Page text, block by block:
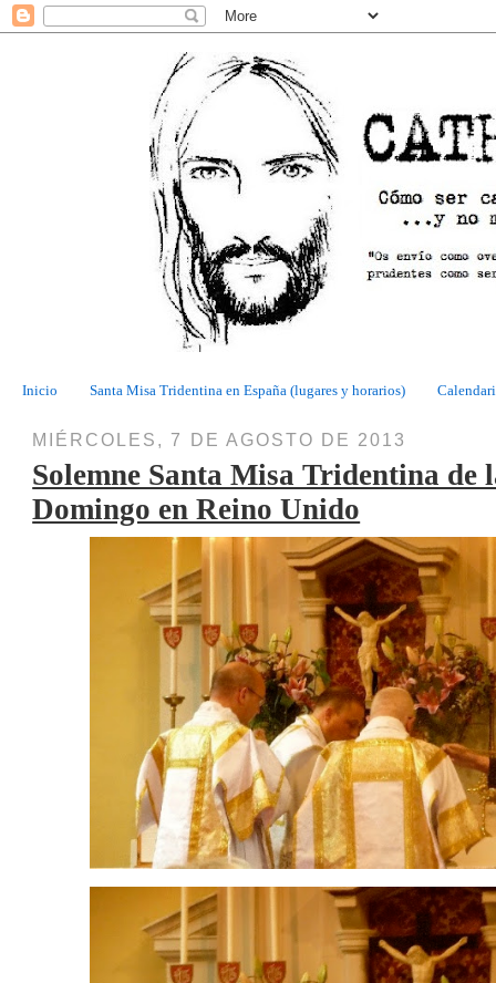
Inicio Santa Misa Tridentina en España (lugares y horarios)
MIÉRCOLES, 7 DE AGOSTO DE 2013
Solemne Santa Misa Tridentina de
Domingo en Reino Unido